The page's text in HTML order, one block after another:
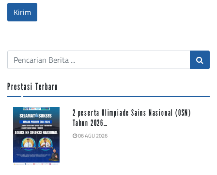
Prestasi Terbaru
2 peserta Olimpiade Sains Nasional (OSN)
Tahun 2026…
06 AGU 2026